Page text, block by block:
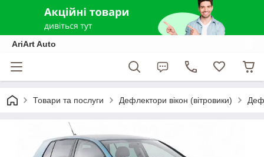
AriArt Auto
Товари та послуги Дефлектори вікон (вітровики)